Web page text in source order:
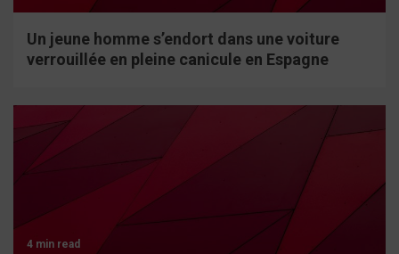
Un jeune homme s’endort dans une voiture
verrouillée en pleine canicule en Espagne
4 min read